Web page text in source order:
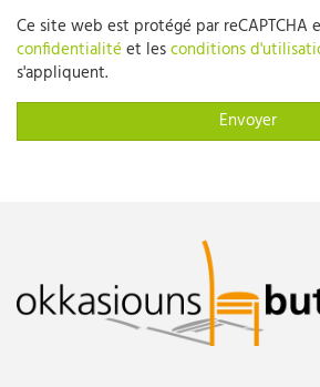
Ce site web est protégé par reCAPTCHA
confidentialité et lesconditions
s'appliquent.
Envoyer